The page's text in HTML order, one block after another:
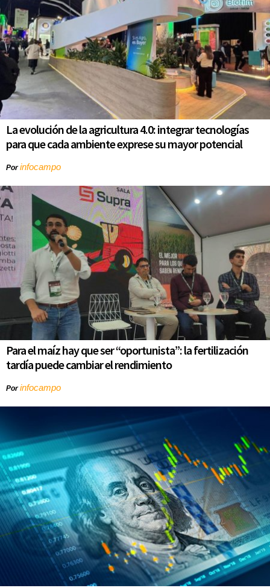
La evolución de la agricultura 4.0: integrar tecnologías
para que cada ambiente exprese su mayor potencial
Porinfocampo
Para el maíz hay que ser “oportunista”: la fertilización
tardía puede cambiar el rendimiento
Porinfocampo